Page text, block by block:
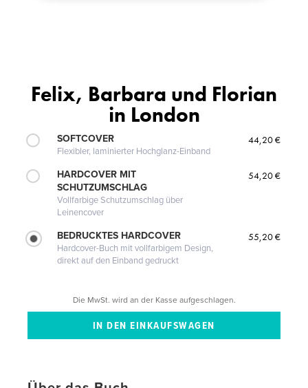
Felix, Barbara und Florian
in London
SOFTCOVER
Flexibler, laminierter Hochglanz-Einband
44,20 €
HARDCOVER MIT
SCHUTZUMSCHLAG
Vollfarbige Schutzumschlag über
Leinencover
54,20 €
BEDRUCKTES HARDCOVER
Hardcover-Buch mit vollfarbigem Design,
direkt auf den Einband gedruckt
55,20 €
Die MwSt. wird an der Kasse aufgeschlagen.